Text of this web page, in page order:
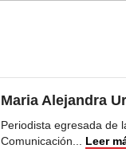
Maria Alejandra
Periodista egresada de
Comunicación... Leer